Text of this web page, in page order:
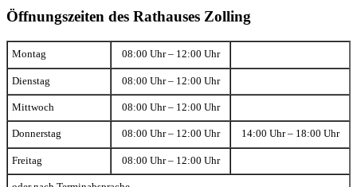
Öffnungszeiten des Rathauses Zolling
Montag 08:00 Uhr – 12:00 Uhr
Dienstag 08:00 Uhr – 12:00 Uhr
Mittwoch 08:00 Uhr – 12:00 Uhr
Donnerstag 08:00 Uhr – 12:00 Uhr 14:00 Uhr – 18:00 Uhr
Freitag 08:00 Uhr – 12:00 Uhr